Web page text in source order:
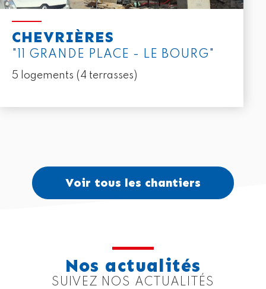
CHEVRIÈRES
"11 GRANDE PLACE - LE BOURG"
5 logements (4 terrasses)
Voir tous les chantiers
Nos actualités
SUIVEZ NOS ACTUALITÉS